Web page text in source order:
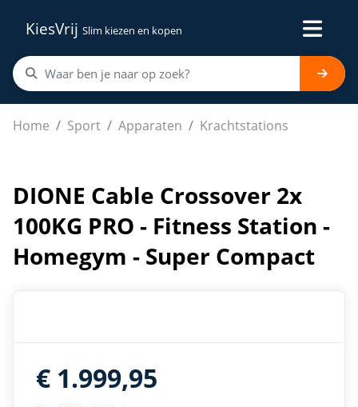
KiesVrij Slim kiezen en kopen
Home Sport Apparaten Krachtstations
DIONE Cable Crossover 2x 100KG PRO - Fitness
DIONE Cable Crossover 2x
100KG PRO - Fitness Station -
Homegym - Super Compact
€ 1.999,95